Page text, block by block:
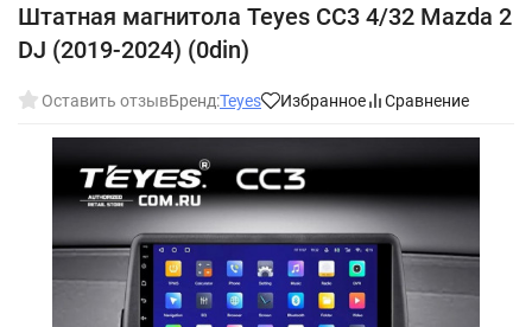
Штатная магнитола Teyes CC3 4/32 Mazda 2
DJ (2019-2024) (0din)
Оставить отзывБренд:Teyes Избранное Сравнение